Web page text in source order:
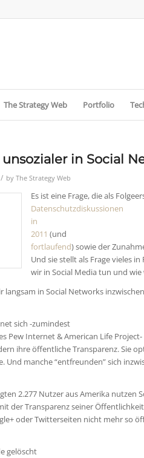
The Strategy Web Portfolio
in Social
/ by The Strategy Web
Es ist eine Frage, die als
Datenschutzdiskussionen
in
2011 (und
fortlaufend) sowie der
Und sie stellt als Frage vieles
wir in Social Media tun und
langsam in Social Networks
sich -zumindest
Pew Internet & American Life
ihre öffentliche Transparenz. Sie
Und manche “entfreunden” sich
2.277 Nutzer aus Amerika nutzen
der Transparenz seiner
oder Twitterseiten nicht mehr so
gelöscht